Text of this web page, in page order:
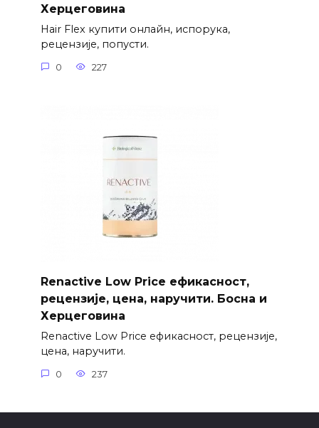
Херцеговина
Hair Flex купити онлайн, испорука,
рецензије, попусти.
0 227
Renactive Low Price ефикасност,
рецензије, цена, наручити. Босна и
Херцеговина
Renactive Low Price ефикасност, рецензије,
цена, наручити.
0 237